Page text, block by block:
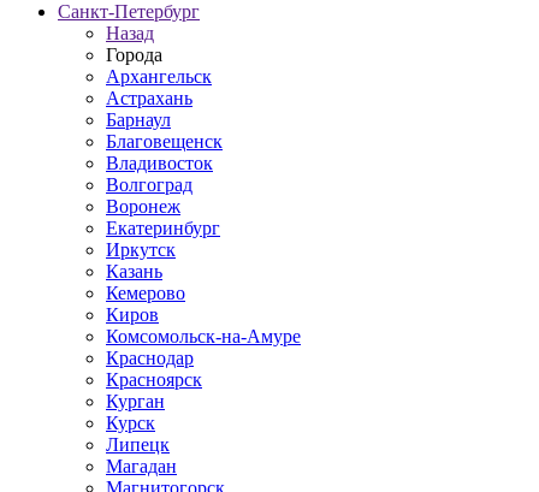
Санкт-Петербург
Назад
Города
Архангельск
Астрахань
Барнаул
Благовещенск
Владивосток
Волгоград
Воронеж
Екатеринбург
Иркутск
Казань
Кемерово
Киров
Комсомольск-на-Амуре
Краснодар
Красноярск
Курган
Курск
Липецк
Магадан
Магнитогорск